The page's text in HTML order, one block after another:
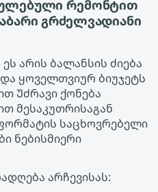
რემონტით
გრძელვადიანი
არის ბალანსის ძიება
ყოველთვიურ ბიუჯეტს
Უძრავი ქონება
მესაკუთრისაგან
საცხოვრებელი
ნებისმიერი
არჩევისას: